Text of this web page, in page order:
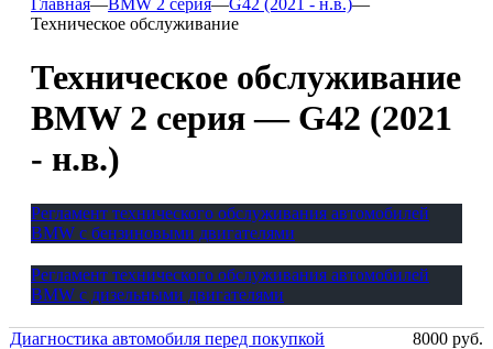
Главная—BMW 2 серия—G42 (2021 - н.в.)—
Техническое обслуживание
Техническое обслуживание
BMW 2 серия — G42 (2021
- н.в.)
Регламент технического обслуживания автомобилей
BMW с бензиновыми двигателями
Регламент технического обслуживания автомобилей
BMW с дизельными двигателями
Диагностика автомобиля перед покупкой
8000 руб.